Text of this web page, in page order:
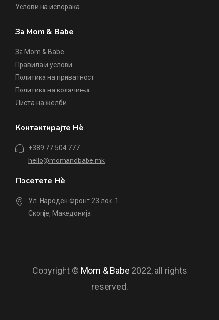
Услови на испорака
За Mom & Babe
За Mom & Babe
Правила и услови
Политика на приватност
Политика на колачиња
Листа на желби
Контактирајте Нè
+389 77 504 777
hello@momandbabe.mk
Посетете Нè
Ул. Народен Фронт 23 лок. 1
Скопје, Македонија
Copyright © Mom & Babe 2022, all rights
reserved.